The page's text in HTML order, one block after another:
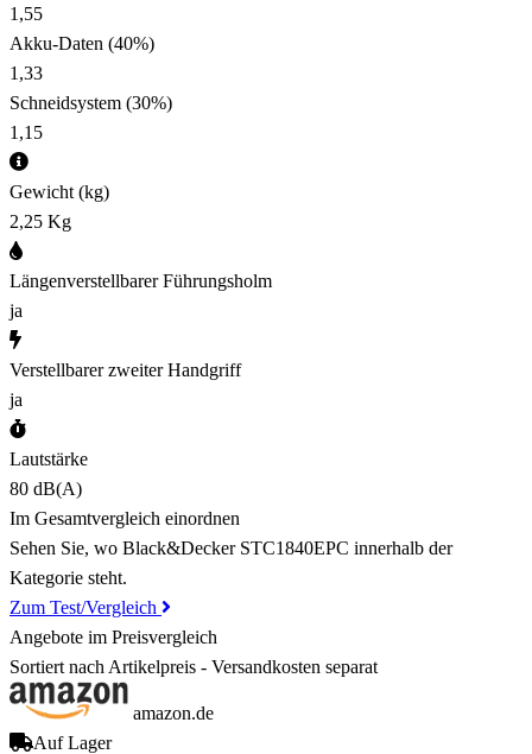
1,55
Akku-Daten (40%)
1,33
Schneidsystem (30%)
1,15
Gewicht (kg)
2,25 Kg
Längenverstellbarer Führungsholm
ja
Verstellbarer zweiter Handgriff
ja
Lautstärke
80 dB(A)
Im Gesamtvergleich einordnen
Sehen Sie, wo Black&Decker STC1840EPC innerhalb der
Kategorie steht.
Zum Test/Vergleich
Angebote im Preisvergleich
Sortiert nach Artikelpreis - Versandkosten separat
amazon.de
Auf Lager